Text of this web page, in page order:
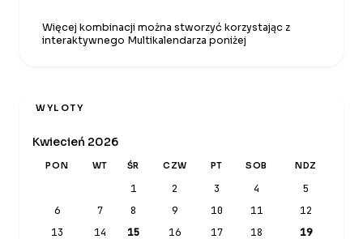
Więcej kombinacji można stworzyć korzystając z
interaktywnego Multikalendarza poniżej
WYLOTY
Kwiecień 2026
PON WT ŚR CZW PT SOB NDZ
1 2 3 4
5
6
7 8 9 10 11
12
13
14 15 16 17 18
19